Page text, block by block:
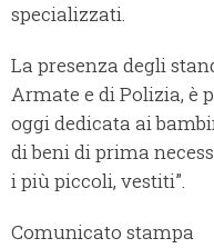
specializzati.
La presenza degli
Armate e di Polizia, è
oggi dedicata ai
di beni di prima
i più piccoli, vestiti”.
Comunicato stampa